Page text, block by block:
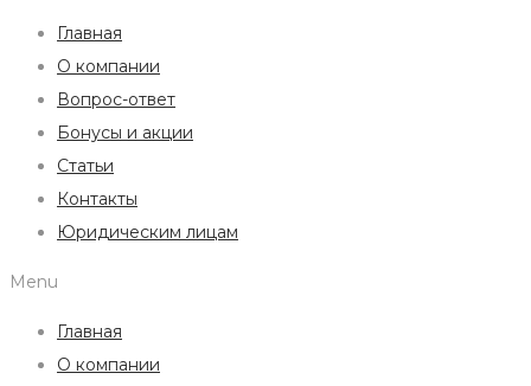
Главная
О компании
Вопрос-ответ
Бонусы и акции
Статьи
Контакты
Юридическим лицам
Menu
Главная
О компании